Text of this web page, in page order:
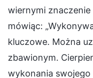
wiernymi
mówiąc:
kluczowe. Można
zbawionym.
wykonania